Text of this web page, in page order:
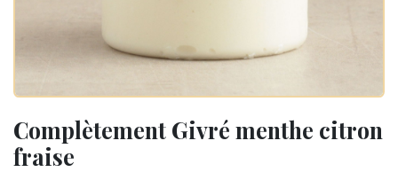
Complètement Givré menthe citron
fraise